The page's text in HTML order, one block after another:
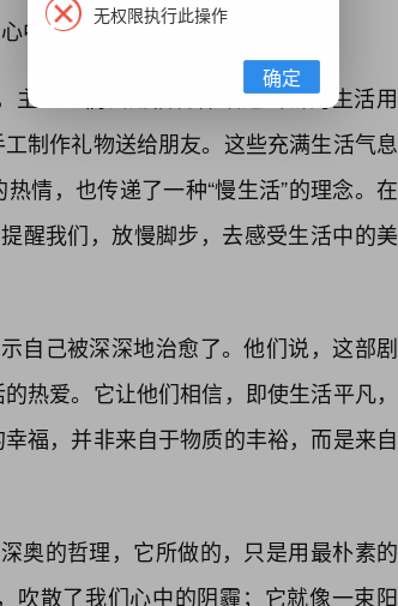
中最柔软的部分。
主人公们会用旧物件改造出新的生活用
制作礼物送给朋友。这些充满生活气息
情，也传递了一种“慢生活”的理念。在
醒我们，放慢脚步，去感受生活中的美
自己被深深地治愈了。他们说，这部剧
热爱。它让他们相信，即使生活平凡，
福，并非来自于物质的丰裕，而是来自
奥的哲理，它所做的，只是用最朴素的
吹散了我们心中的阴霾；它就像一束阳
无权限执行此操作
确定